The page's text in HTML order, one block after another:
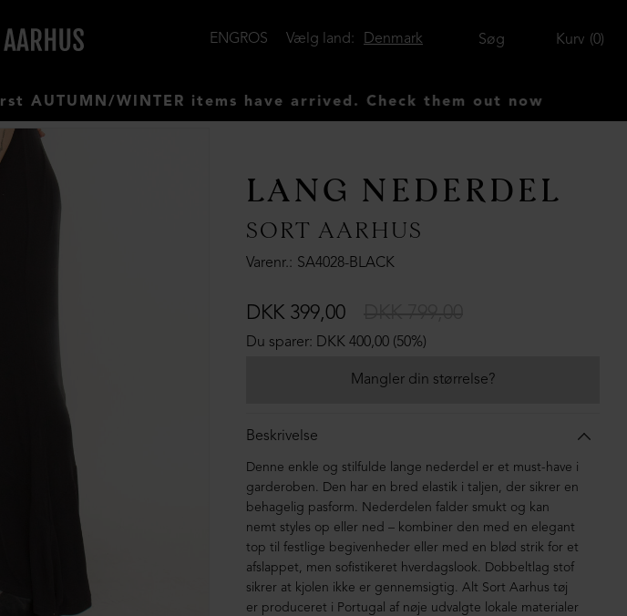
Kurv 0
Søg
Denmark
Vælg land:
ENGROS
WINTER items have arrived. Check them out now
LANG NEDERDEL
SORT AARHUS
Varenr. SA4028-BLACK
Du sparer: DKK 400,00 (50%)
DKK 399,00
Mangler din størrelse?
Beskrivelse
Denne enkle og stilfulde lange nederdel er et must-have i
garderoben. Den har en bred elastik i taljen, der sikrer en
behagelig pasform. Nederdelen falder smukt og kan
nemt styles op eller ned – kombiner den med en elegant
top til festlige begivenheder eller med en blød strik for et
afslappet, men sofistikeret hverdagslook. Dobbeltlag stof
sikrer at kjolen ikke er gennemsigtig. Alt Sort Aarhus tøj
er produceret i Portugal af nøje udvalgte lokale materialer